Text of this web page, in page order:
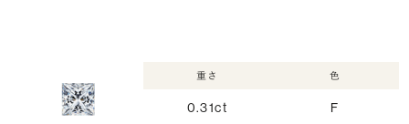
重さ
0.31ct
色
F